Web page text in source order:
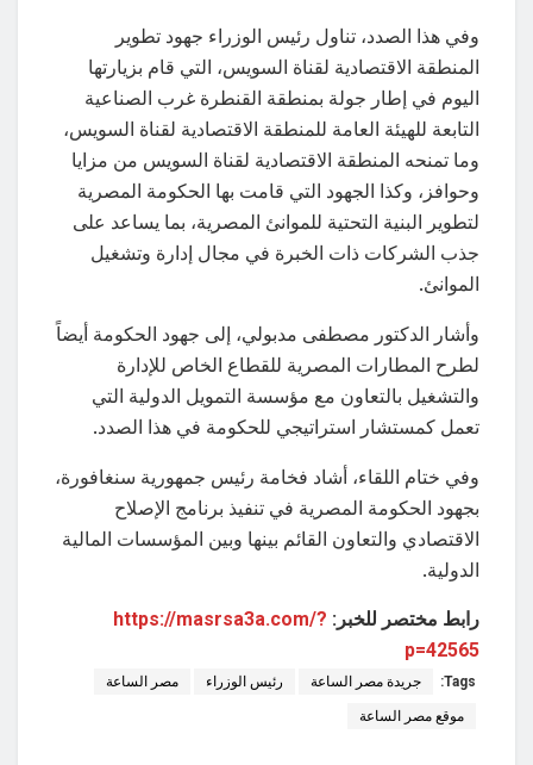
وفي هذا الصدد، تناول رئيس الوزراء جهود تطوير
المنطقة الاقتصادية لقناة السويس، التي قام بزيارتها
اليوم في إطار جولة بمنطقة القنطرة غرب الصناعية
التابعة للهيئة العامة للمنطقة الاقتصادية لقناة السويس،
وما تمنحه المنطقة الاقتصادية لقناة السويس من مزايا
وحوافز، وكذا الجهود التي قامت بها الحكومة المصرية
لتطوير البنية التحتية للموانئ المصرية، بما يساعد على
جذب الشركات ذات الخبرة في مجال إدارة وتشغيل
الموانئ.
وأشار الدكتور مصطفى مدبولي، إلى جهود الحكومة أيضاً
لطرح المطارات المصرية للقطاع الخاص للإدارة
والتشغيل بالتعاون مع مؤسسة التمويل الدولية التي
تعمل كمستشار استراتيجي للحكومة في هذا الصدد.
وفي ختام اللقاء، أشاد فخامة رئيس جمهورية سنغافورة،
بجهود الحكومة المصرية في تنفيذ برنامج الإصلاح
الاقتصادي والتعاون القائم بينها وبين المؤسسات المالية
الدولية.
رابط مختصر للخبر: https://masrsa3a.com/?
p=42565
Tags: جريدة مصر الساعة رئيس الوزراء مصر الساعة
موقع مصر الساعة